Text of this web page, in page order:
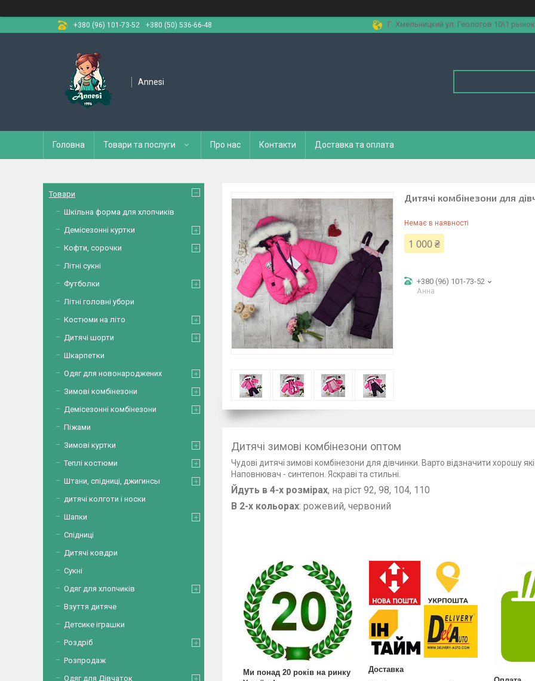
+380 (96) 101-73-52 +380 (50) 536-66-48 Г. Хмельницкий ул. Геологов 10\1
Annesi
Головна Товари та послуги Про нас Контакти Доставка та оплата
Дитячі комбінезони для
Немає в наявності
1 000 ₴
+380 (96) 101-73-52
Анна
Дитячі зимові комбінезони оптом
Чудові дитячі зимові комбінезони для дівчинки. Варто відзначити хорошу
Наповнювач - синтепон. Яскраві та стильні.
Йдуть в 4-х розмірах, на ріст 92, 98, 104, 110
В 2-х кольорах: рожевий, червоний
Ми понад 20 років на ринку
Доставка
Товари
Шкільна форма для хлопчиків
Демісезонні куртки
Кофти, сорочки
Літні сукні
Футболки
Літні головні убори
Костюми на літо
Дитячі шорти
Шкарпетки
Одяг для новонароджених
Зимові комбінезони
Демісезонні комбінезони
Піжами
Зимові куртки
Теплі костюми
Штани, спідниці, джигинсы
дитячі колготи і носки
Шапки
Спідниці
Дитячі ковдри
Сукні
Одяг для хлопчиків
Взуття дитяче
Детсике іграшки
Роздріб
Розпродаж
Одяг для Дівчаток